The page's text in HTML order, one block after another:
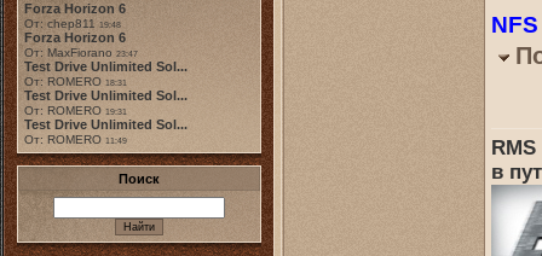
Forza Horizon 6
От: chep811 19:48
Forza Horizon 6
От: MaxFiorano 23:47
Test Drive Unlimited Sol...
От: ROMERO 18:31
Test Drive Unlimited Sol...
От: ROMERO 19:31
Test Drive Unlimited Sol...
От: ROMERO 11:49
Поиск
в